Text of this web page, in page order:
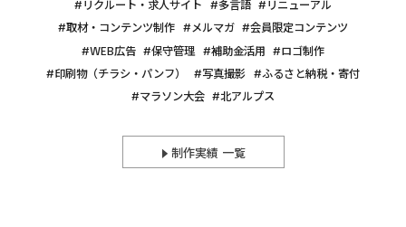
リクルート・求人サイト
多言語
リニューアル
取材・コンテンツ制作
メルマガ
会員限定コンテンツ
WEB広告
保守管理 補助金活用
ロゴ制作
印刷物（チラシ・パンフ）
写真撮影
ふるさと納税・寄付
マラソン大会
北アルプス
制作実績 一覧